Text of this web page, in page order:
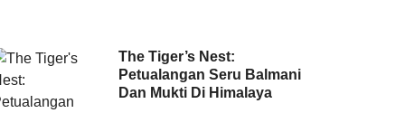
The Tiger’s Nest:
Petualangan Seru Balmani
Dan Mukti Di Himalaya